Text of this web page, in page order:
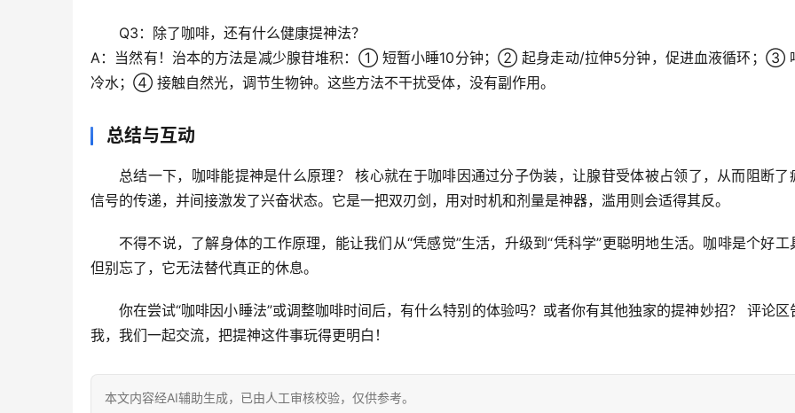
Q3：除了咖啡，还有什么健康提神法？
A：当然有！治本的方法是减少腺苷堆积 ：① 短暂小睡10分钟；② 起身走动/拉伸5分钟，促进血液循环；③
冷水 ；④ 接触自然光，调节生物钟。这些方法不干扰受体，没有副作用。
总结与互动
总结一下， 咖啡能提神是什么原理？ 核心就在于咖啡因通过分子伪装， 让腺苷受体被占领了 ，从而阻断了
信号的传递，并间接激发了兴奋状态。它是一把双刃剑，用对时机和剂量是神器，滥用则会适得其反。
不得不说，了解身体的工作原理，能让我们从“凭感觉”生活，升级到“凭科学”更聪明地生活。咖啡是个好工
但别忘了，它无法替代真正的休息。
你在尝试“咖啡因小睡法”或调整咖啡时间后，有什么特别的体验吗？或者你有其他独家的提神妙招？
评论区
我，我们一起交流，把提神这件事玩得更明白！
本文内容经AI辅助生成，已由人工审核校验，仅供参考。